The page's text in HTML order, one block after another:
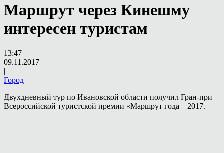
Маршрут через Кинешму
интересен туристам
13:47
09.11.2017
|
Город
Двухдневный тур по Ивановской области получил Гран-при
Всероссийской туристской премии «Маршрут года – 2017.